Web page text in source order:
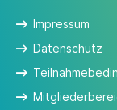
Impressum
Datenschutz